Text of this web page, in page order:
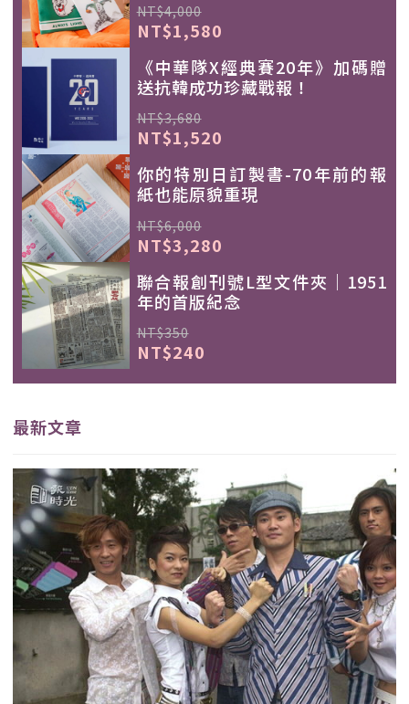
NT$4,000
NT$1,580
《中華隊X經典賽20年》加碼贈
送抗韓成功珍藏戰報！
NT$3,680
NT$1,520
你的特別日訂製書-70年前的報
紙也能原貌重現
NT$6,000
NT$3,280
聯合報創刊號L型文件夾｜1951
年的首版紀念
NT$350
NT$240
最新文章